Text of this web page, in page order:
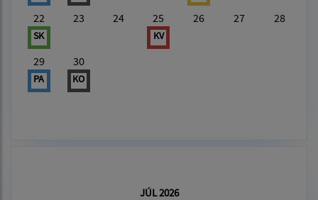
22
SK
23 24 25
KV
26 27 28
29
PA
30
KO
JÚL 2026